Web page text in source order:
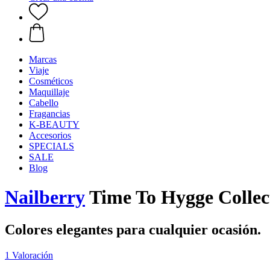
Marcas
Viaje
Cosméticos
Maquillaje
Cabello
Fragancias
K-BEAUTY
Accesorios
SPECIALS
SALE
Blog
NailberryTime To Hygge
Colores elegantes para cualquier ocasión.
1 Valoración